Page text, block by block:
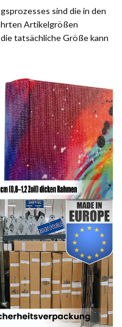
sind die in den
Artikelgrößen
tatsächliche Größe kann